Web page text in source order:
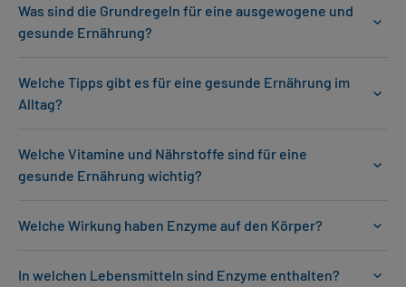
Was sind die Grundregeln für eine ausgewogene und
gesunde Ernährung?
Welche Tipps gibt es für eine gesunde Ernährung im
Alltag?
Welche Vitamine und Nährstoffe sind für eine
gesunde Ernährung wichtig?
Welche Wirkung haben Enzyme auf den Körper?
In welchen Lebensmitteln sind Enzyme enthalten?